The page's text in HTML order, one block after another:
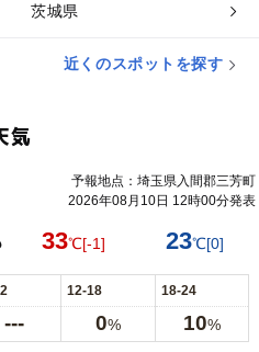
茨城県
近くのスポットを探す
気
予報地点：埼玉県入間郡三芳町
2026年08月10日 12時00分発表
33℃[-1] 23℃[0]
12-18 18-24
--- 0% 10%